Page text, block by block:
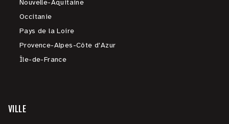
Nouvelle-Aquitaine
Occitanie
Pays de la Loire
Provence-Alpes-Côte d'Azur
Île-de-France
VILLE